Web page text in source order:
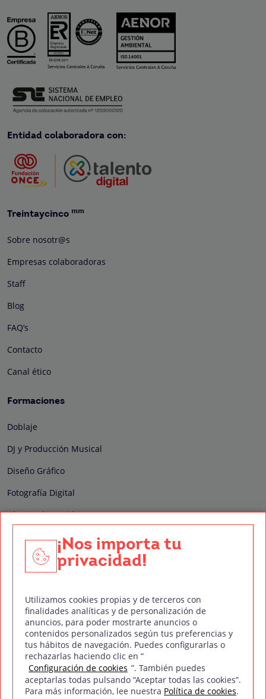
Entidad colaboradora con:
Treintaycinco mm
Sobre nosotr@s
Empresas colaboradoras
Staff
Blog
FAQ’s
Contacto
Canal ético
Formaciones
Doblaje
DJ y Producción Musical
Diseño Gráfico
Fotografía Digital
Técnico de Sonido
Edición y Postproducción de Vídeo
Nuestros sellos de calidad
Síguenos en Redes Sociales
Política de privacidad Política de cookies Aviso legal
¡Nos importa tu
privacidad!
Utilizamos cookies propias y de terceros con
finalidades analíticas y de personalización de
anuncios, para poder mostrarte anuncios o
contenidos personalizados según tus preferencias y
tus hábitos de navegación. Puedes configurarlas o
rechazarlas haciendo clic en “
Configuración de cookies ”. También puedes
aceptarlas todas pulsando “Aceptar todas las cookies”.
Para más información, lee nuestra Política de cookies.